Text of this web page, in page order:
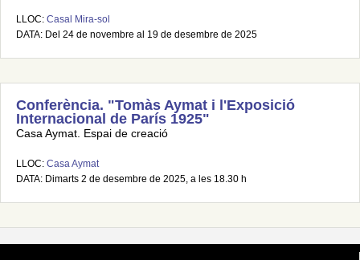
LLOC: Casal Mira-sol
DATA: Del 24 de novembre al 19 de desembre de 2025
Conferència. "Tomàs Aymat i l'Exposició
Internacional de París 1925"
Casa Aymat. Espai de creació
LLOC: Casa Aymat
DATA: Dimarts 2 de desembre de 2025, a les 18.30 h